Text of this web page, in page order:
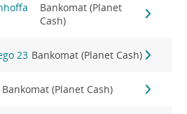
Bankomat (Planet
Cash)
23 Bankomat (Planet Cash)
Bankomat (Planet Cash)